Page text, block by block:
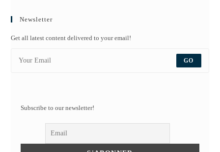
Newsletter
Get all latest content delivered to your email!
GO
Subscribe to our newsletter!